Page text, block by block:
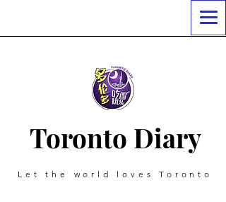
Toronto Diary
Let the world loves Toronto